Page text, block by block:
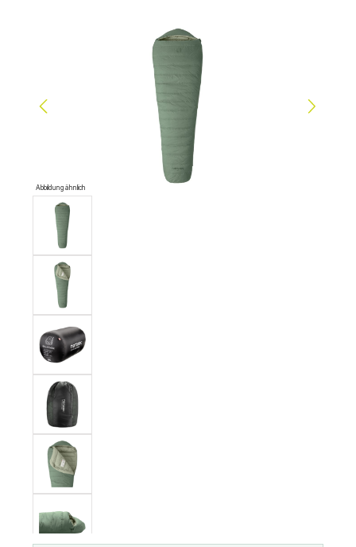
Abbildung ähnlich